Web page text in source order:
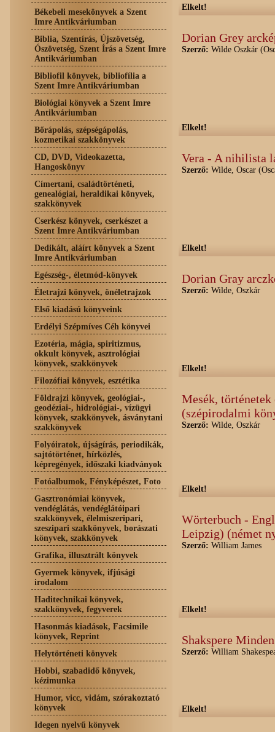
Békebeli mesekönyvek a Szent
Imre Antikváriumban
Biblia, Szentírás, Újszövetség,
Ószövetség, Szent Írás a Szent Imre
Antikváriumban
Bibliofil könyvek, bibliofília a
Szent Imre Antikváriumban
Biológiai könyvek a Szent Imre
Antikváriumban
Bőrápolás, szépségápolás,
kozmetikai szakkönyvek
CD, DVD, Videokazetta,
Hangoskönyv
Címertani, családtörténeti,
genealógiai, heraldikai könyvek,
szakkönyvek
Cserkész könyvek, cserkészet a
Szent Imre Antikváriumban
Dedikált, aláírt könyvek a Szent
Imre Antikváriumban
Egészség-, életmód-könyvek
Életrajzi könyvek, önéletrajzok
Első kiadású könyveink
Erdélyi Szépmíves Céh könyvei
Ezotéria, mágia, spiritizmus,
okkult könyvek, asztrológiai
könyvek, szakkönyvek
Filozófiai könyvek, esztétika
Földrajzi könyvek, geológiai-,
geodéziai-, hidrológiai-, vízügyi
könyvek, szakkönyvek, ásványtani
szakkönyvek
Folyóiratok, újságírás, periodikák,
sajtótörténet, hírközlés,
képregények, időszaki kiadványok
Fotóalbumok, Fényképészet, Foto
Gasztronómiai könyvek,
vendéglátás, vendéglátóipari
szakkönyvek, élelmiszeripari,
szeszipari szakkönyvek, borászati
könyvek, szakkönyvek
Grafika, illusztrált könyvek
Gyermek könyvek, ifjúsági
irodalom
Haditechnikai könyvek,
szakkönyvek, fegyverek
Hasonmás kiadások, Facsimile
könyvek, Reprint
Helytörténeti könyvek
Hobbi, szabadidő könyvek,
kézimunka
Humor, vicc, vidám, szórakoztató
könyvek
Idegen nyelvű könyvek
Elkelt!
Dorian Grey
Szerző: Wilde Oszkár
Elkelt!
Vera - A nihilista
Szerző: Wilde, Oscar
Elkelt!
Dorian Gray
Szerző: Wilde, Oszkár
Elkelt!
Mesék, történetek
(szépirodalmi
Szerző: Wilde, Oszkár
Elkelt!
Wörterbuch -
Leipzig) (német
Szerző: William James
Elkelt!
Shakspere
Szerző: William
Elkelt!